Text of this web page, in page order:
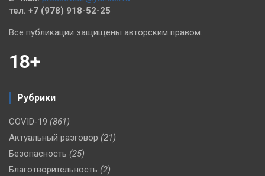
тел. +7 (978) 918-52-25
Все публикации защищены авторским правом.
18+
Рубрики
COVID-19 (861)
Актуальный разговор (21)
Безопасность (25)
Благотворительность (2)